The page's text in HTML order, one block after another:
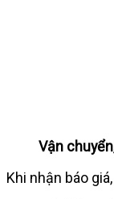
Vận
Khi nhận báo